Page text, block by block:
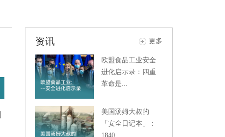
资讯 更多
欧盟食品工业安全
进化启示录：四重
革命是...
美国汤姆大叔的
「安全日记本」：
1840...